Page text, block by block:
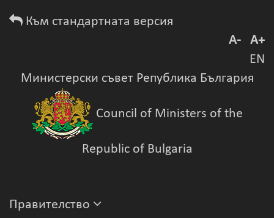
Към стандартната версия
A-
A+
EN
Министерски съвет Република България
Council of Ministers of the
Republic of Bulgaria
Правителство